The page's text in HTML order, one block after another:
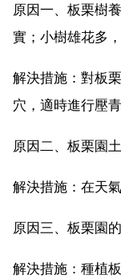
原因一、板栗樹
實；小樹雄花多，
解決措施：對板
穴，適時進行壓青
原因二、板栗園
解決措施：在天
原因三、板栗園
解決措施：種植